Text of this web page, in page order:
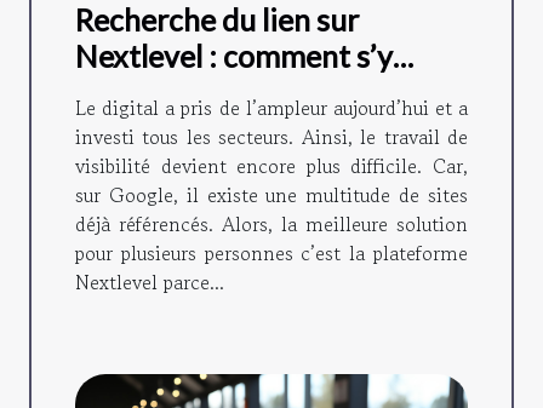
Recherche du lien sur
Nextlevel : comment s’y
prendre ?
Le digital a pris de l’ampleur aujourd’hui et a
investi tous les secteurs. Ainsi, le travail de
visibilité devient encore plus difficile. Car,
sur Google, il existe une multitude de sites
déjà référencés. Alors, la meilleure solution
pour plusieurs personnes c’est la plateforme
Nextlevel parce...